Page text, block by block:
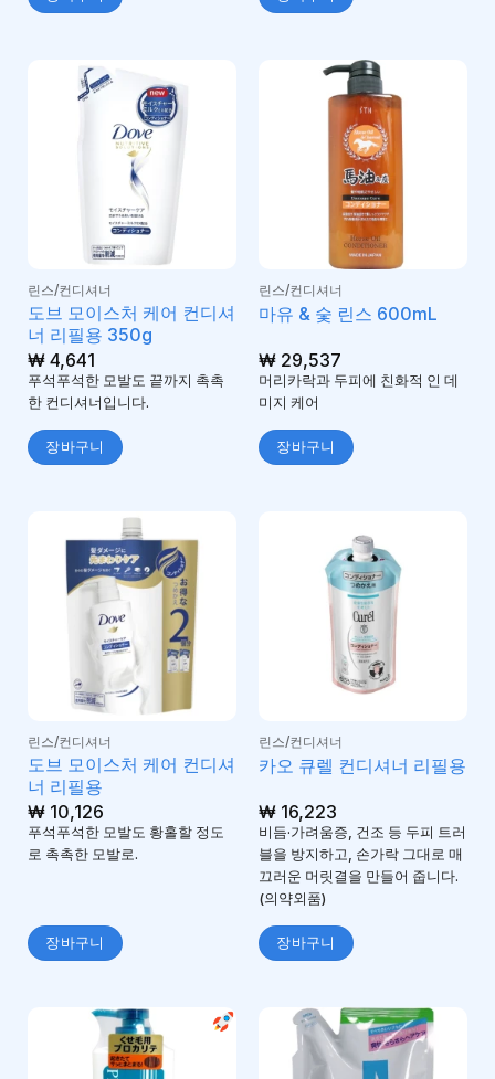
린스/컨디셔너
도브 모이스처 케어 컨디셔
너 리필용 350g
₩4,641
푸석푸석한 모발도 끝까지 촉촉
한 컨디셔너입니다.
장바구니
린스/컨디셔너
마유 & 숯 린스 600mL
₩29,537
머리카락과 두피에 친화적 인 데
미지 케어
장바구니
린스/컨디셔너
도브 모이스처 케어 컨디셔
너 리필용
₩10,126
푸석푸석한 모발도 황홀할 정도
로 촉촉한 모발로.
장바구니
린스/컨디셔너
카오 큐렐 컨디셔너 리필용
₩16,223
비듬·가려움증, 건조 등 두피 트러
블을 방지하고, 손가락 그대로 매
끄러운 머릿결을 만들어 줍니다.
(의약외품)
장바구니